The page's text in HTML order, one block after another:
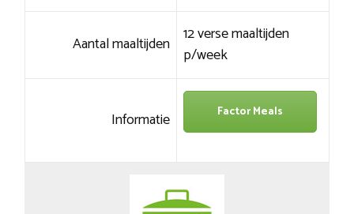
Aantal maaltijden 12 verse maaltijden
p/week
Informatie Factor Meals